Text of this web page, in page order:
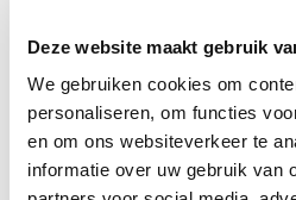
Deze website maakt gebruik
We gebruiken cookies om
personaliseren, om functies
en om ons websiteverkeer te
informatie over uw gebruik van
Need help?We're glad to
info@bruut.nl Live
About this product